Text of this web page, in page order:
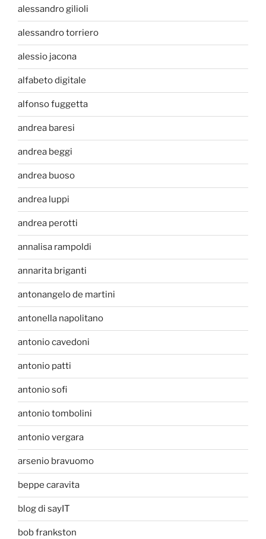
alessandro gilioli
alessandro torriero
alessio jacona
alfabeto digitale
alfonso fuggetta
andrea baresi
andrea beggi
andrea buoso
andrea luppi
andrea perotti
annalisa rampoldi
annarita briganti
antonangelo de martini
antonella napolitano
antonio cavedoni
antonio patti
antonio sofi
antonio tombolini
antonio vergara
arsenio bravuomo
beppe caravita
blog di sayIT
bob frankston